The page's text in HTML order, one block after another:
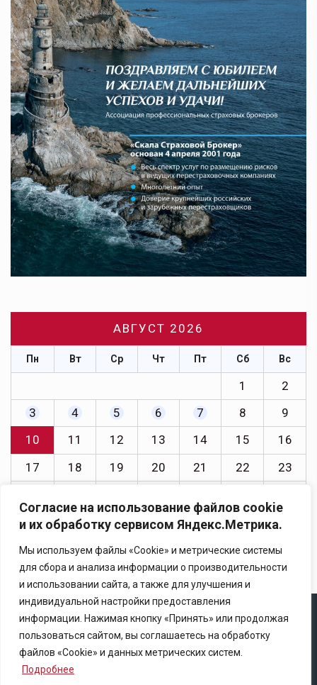
Согласие на использование файлов cookie
и их обработку сервисом Яндекс.Метрика.
Мы используем файлы «Cookie» и метрические системы
для сбора и анализа информации о производительности
и использовании сайта, а также для улучшения и
индивидуальной настройки предоставления
информации. Нажимая кнопку «Принять» или продолжая
пользоваться сайтом, вы соглашаетесь на обработку
файлов «Cookie» и данных метрических систем.
Подробнее
АВГУСТ 2026
Пн Вт Ср Чт Пт Сб Вс
1
2
3
4 5 6 7 8
9
10
11 12 13 14 15
16
17
18 19 20 21 22
23
31
« Июл
Copyright © 2025 Ассоциация «Некоммерческого
партнерство содействия развитию страхового рынка
«Центр страховой безопасности»